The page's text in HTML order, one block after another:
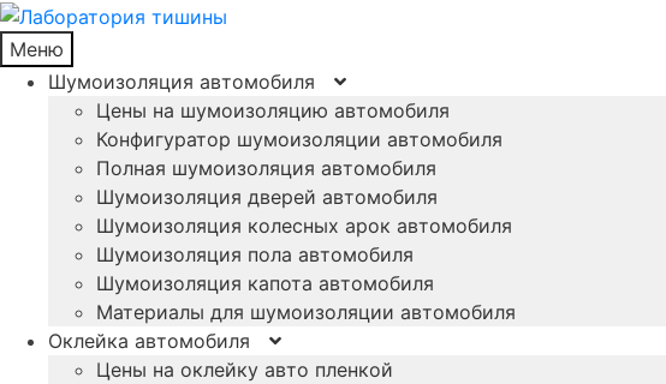
Меню
Шумоизоляция автомобиля
Цены на шумоизоляцию автомобиля
Конфигуратор шумоизоляции автомобиля
Полная шумоизоляция автомобиля
Шумоизоляция дверей автомобиля
Шумоизоляция колесных арок автомобиля
Шумоизоляция пола автомобиля
Шумоизоляция капота автомобиля
Материалы для шумоизоляции автомобиля
Оклейка автомобиля
Цены на оклейку авто пленкой